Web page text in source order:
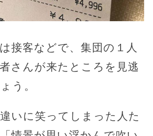
接客などで、集団の１人
さんが来たところを見逃
う。
いに笑ってしまった人た